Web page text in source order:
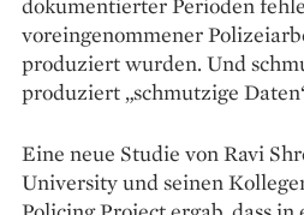
dokumentierter Perioden
voreingenommener
produziert wurden. Und
produziert „schmutzige
Eine neue Studie von Ravi
University und seinen